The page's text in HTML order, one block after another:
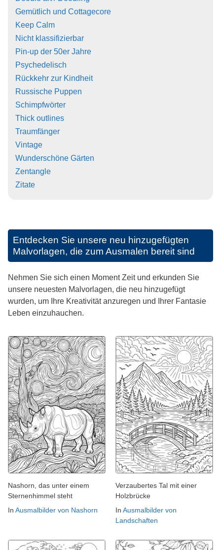
Gemütlich und Cottagecore
Keep Calm
Nicht klassifizierbar
Pin-up der 50er Jahre
Psychedelisch
Rückkehr zur Kindheit
Russische Puppen
Schimpfwörter
Thick outlines
Traumfänger
Vintage
Wunderschöne Gärten
Zentangle
Zitate
Entdecken Sie unsere neu hinzugefügten
Malvorlagen, die zum Ausmalen bereit sind
Nehmen Sie sich einen Moment Zeit und erkunden Sie
unsere neuesten Malvorlagen, die neu hinzugefügt
wurden, um Ihre Kreativität anzuregen und Ihrer Fantasie
Leben einzuhauchen.
Nashorn, das unter einem
Sternenhimmel steht
In Ausmalbilder von Nashorn
Verzaubertes Tal mit einer
Holzbrücke
In Ausmalbilder von
Landschaften